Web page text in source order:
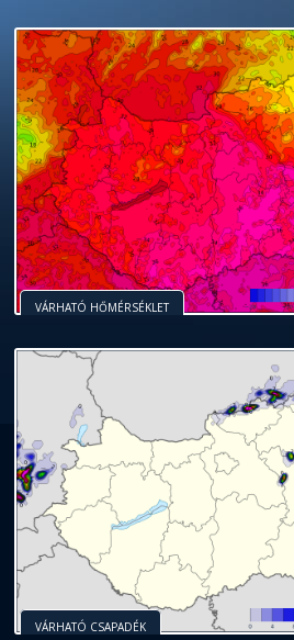
VÁRHATÓ HŐMÉRSÉKLET
VÁRHATÓ CSAPADÉK